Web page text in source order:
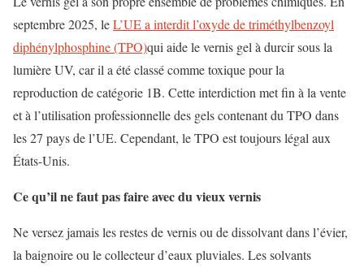
septembre 2025, leL’UE a interdit l’oxyde de triméthylbenzoyl
diphénylphosphine (TPO)qui aide le vernis gel à durcir sous la
lumière UV, car il a été classé comme toxique pour la
reproduction de catégorie 1B. Cette interdiction met fin à la vente
et à l’utilisation professionnelle des gels contenant du TPO dans
les 27 pays de l’UE. Cependant, le TPO est toujours légal aux
États-Unis.
Ce qu’il ne faut pas faire avec du vieux vernis
Ne versez jamais les restes de vernis ou de dissolvant dans l’évier,
la baignoire ou le collecteur d’eaux pluviales. Les solvants